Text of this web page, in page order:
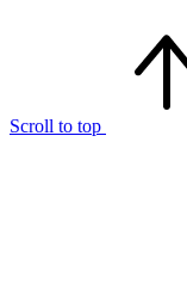
Scroll to top